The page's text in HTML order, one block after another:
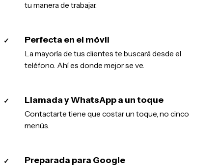
tu manera de trabajar.
✓ Perfecta en el móvil
La mayoría de tus clientes te buscará desde el
teléfono. Ahí es donde mejor se ve.
✓ Llamada y WhatsApp a un toque
Contactarte tiene que costar un toque, no cinco
menús.
✓ Preparada para Google